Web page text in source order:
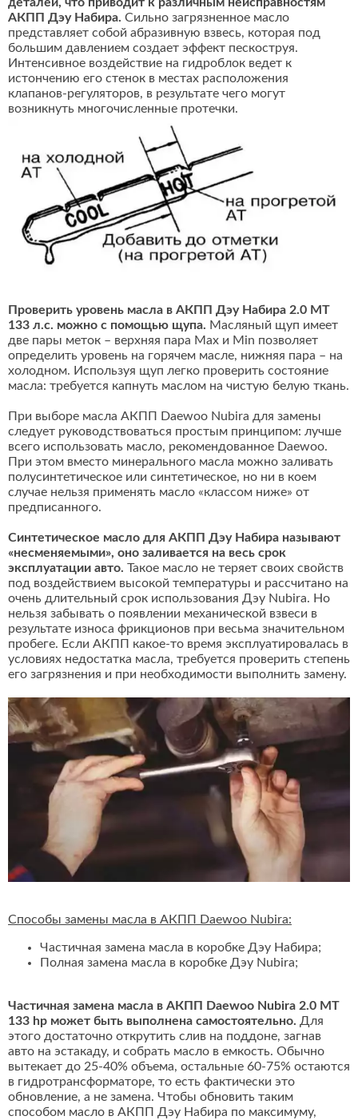
АКПП Дэу Набира. Сильно загрязненное масло
представляет собой абразивную взвесь, которая под
большим давлением создает эффект пескоструя.
Интенсивное воздействие на гидроблок ведет к
истончению его стенок в местах расположения
клапанов-регуляторов, в результате чего могут
возникнуть многочисленные протечки.
Проверить уровень масла в АКПП Дэу Набира 2.0 MT
133 л.с. можно с помощью щупа. Масляный щуп имеет
две пары меток – верхняя пара Max и Min позволяет
определить уровень на горячем масле, нижняя пара – на
холодном. Используя щуп легко проверить состояние
масла: требуется капнуть маслом на чистую белую ткань.
При выборе масла АКПП Daewoo Nubira для замены
следует руководствоваться простым принципом: лучше
всего использовать масло, рекомендованное Daewoo.
При этом вместо минерального масла можно заливать
полусинтетическое или синтетическое, но ни в коем
случае нельзя применять масло «классом ниже» от
предписанного.
Синтетическое масло для АКПП Дэу Набира называют
«несменяемыми», оно заливается на весь срок
эксплуатации авто. Такое масло не теряет своих свойств
под воздействием высокой температуры и рассчитано на
очень длительный срок использования Дэу Nubira. Но
нельзя забывать о появлении механической взвеси в
результате износа фрикционов при весьма значительном
пробеге. Если АКПП какое-то время эксплуатировалась в
условиях недостатка масла, требуется проверить степень
его загрязнения и при необходимости выполнить замену.
Способы замены масла в АКПП Daewoo Nubira:
Частичная замена масла в коробке Дэу Набира;
Полная замена масла в коробке Дэу Nubira;
Частичная замена масла в АКПП Daewoo Nubira 2.0 MT
133 hp может быть выполнена самостоятельно. Для
этого достаточно открутить слив на поддоне, загнав
авто на эстакаду, и собрать масло в емкость. Обычно
вытекает до 25-40% объема, остальные 60-75% остаются
в гидротрансформаторе, то есть фактически это
обновление, а не замена. Чтобы обновить таким
способом масло в АКПП Дэу Набира по максимуму,